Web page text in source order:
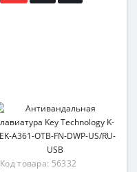
Код товара: 56332